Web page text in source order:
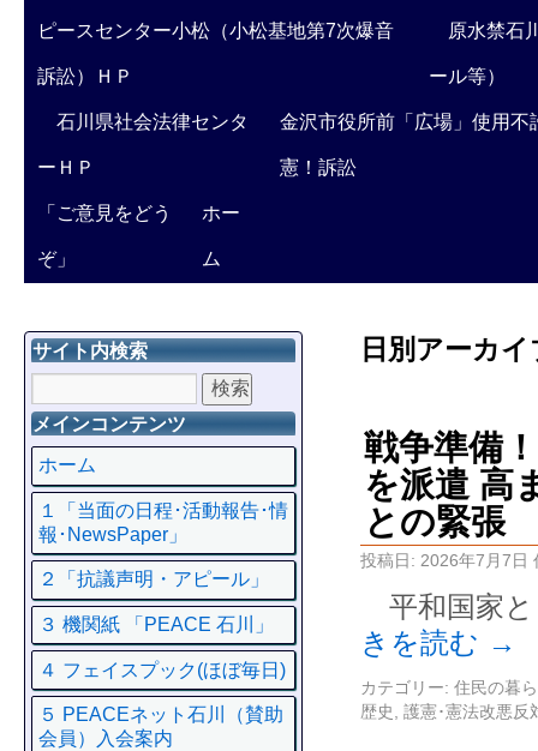
ピースセンター小松（小松基地第7次爆音
訴訟）ＨＰ
原水禁石
ール等）
石川県社会法律センタ
ーＨＰ
金沢市役所前「広場」使用不
憲！訴訟
「ご意見をどう
ぞ」
ホー
ム
日別アーカ
戦争準備
を派遣 高
との緊張
投稿日: 2026年7月7日
平和国家
きを読む →
カテゴリー: 住民の暮
歴史
護憲･憲法改悪反
サイト内検索
メインコンテンツ
ホーム
１「当面の日程･活動報告･情
報･NewsPaper」
２「抗議声明・アピール」
３ 機関紙 「PEACE 石川」
４ フェイスプック(ほぼ毎日)
５ PEACEネット石川（賛助
会員）入会案内